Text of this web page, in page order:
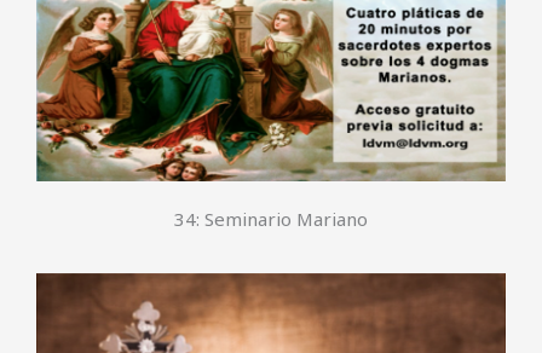
34: Seminario Mariano